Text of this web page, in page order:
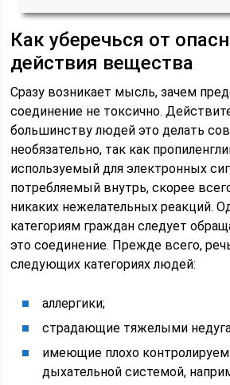
Как уберечься от
действия вещества
Сразу возникает мысль, зачем
соединение не токсично.
большинству людей это делать
необязательно, так как
используемый для электронных
потребляемый внутрь, скорее
никаких нежелательных реакций.
категориям граждан следует
это соединение. Прежде всего,
следующих категориях людей:
аллергики;
страдающие тяжелыми
имеющие плохо
дыхательной системой,